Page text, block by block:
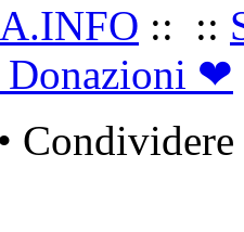
:: ::
❤
•